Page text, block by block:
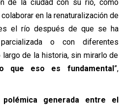
de la ciudad con su río, como
en la renaturalización de
el río después de que se ha
o con diferentes
de la historia, sin mirarlo de
que eso es fundamental”,
polémica generada entre el